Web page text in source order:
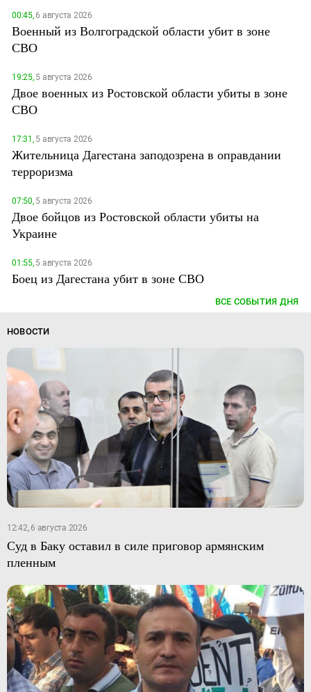
00:45,6 августа 2026
Военный из Волгоградской области убит в зоне
СВО
19:25,5 августа 2026
Двое военных из Ростовской области убиты в зоне
СВО
17:31,5 августа 2026
Жительница Дагестана заподозрена в оправдании
терроризма
07:50,5 августа 2026
Двое бойцов из Ростовской области убиты на
Украине
01:55,5 августа 2026
Боец из Дагестана убит в зоне СВО
ВСЕ СОБЫТИЯ ДНЯ
НОВОСТИ
12:42, 6 августа 2026
Суд в Баку оставил в силе приговор армянским
пленным